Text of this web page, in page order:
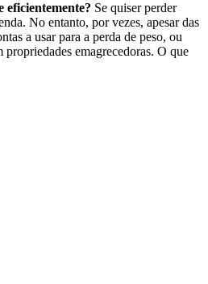
eficientemente? Se quiser perder
No entanto, por vezes, apesar das
a usar para a perda de peso, ou
emagrecedoras. O que